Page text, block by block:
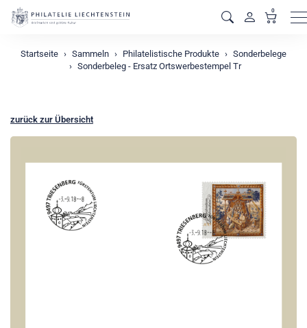
0
Startseite Sammeln Philatelistische Produkte
Sonderbelege
Sonderbeleg - Ersatz Ortswerbestempel Tr
zurück zur Übersicht